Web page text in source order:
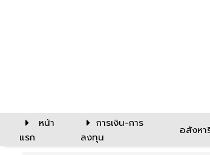
หน้า
แรก
การเงิน-การ
ลงทุน
อสังห